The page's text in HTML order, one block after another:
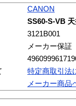
CANON
SS60-S-VB
3121B001
メーカー保証
特定商取引法
メーカー商品